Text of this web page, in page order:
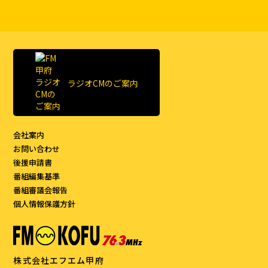
ラジオCMのご案内
会社案内
お問い合わせ
後援申請書
番組編集基準
番組審議会報告
個人情報保護方針
株式会社エフエム甲府